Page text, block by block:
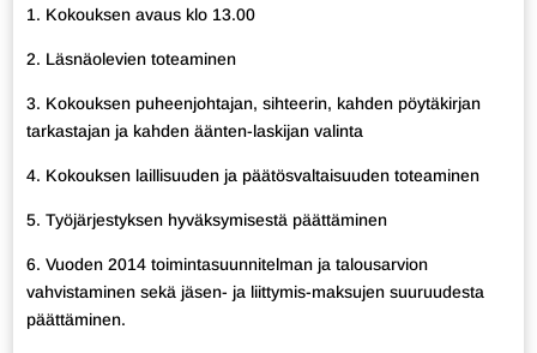
1. Kokouksen avaus klo 13.00
2. Läsnäolevien toteaminen
3. Kokouksen puheenjohtajan, sihteerin, kahden pöytäkirjan
tarkastajan ja kahden äänten-laskijan valinta
4. Kokouksen laillisuuden ja päätösvaltaisuuden toteaminen
5. Työjärjestyksen hyväksymisestä päättäminen
6. Vuoden 2014 toimintasuunnitelman ja talousarvion
vahvistaminen sekä jäsen- ja liittymis-maksujen suuruudesta
päättäminen.